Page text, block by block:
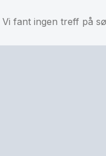
Vi fant ingen treff på